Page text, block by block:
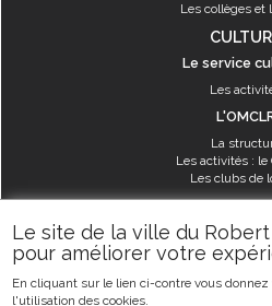
Le site de la ville du
pour améliorer votre
En cliquant sur le lien ci-contre vous
l'utilisation des cookies.
Les collèges et
Le service
Les
La
Les activités : le
Les clubs de
SPORT
Les
Les
Les